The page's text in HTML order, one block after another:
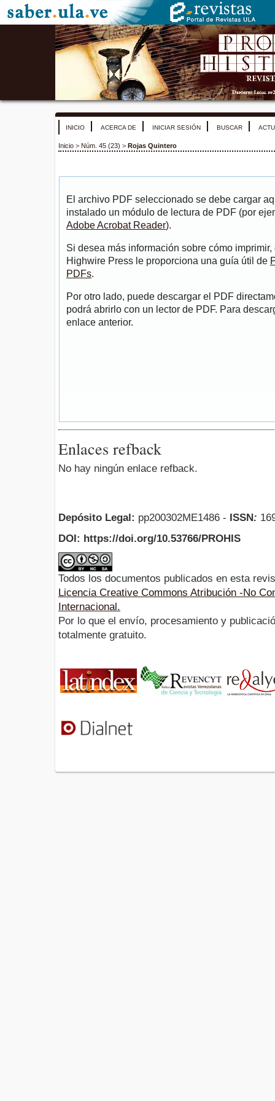
INICIO ACERCA DE INICIAR SESIÓN BUSCAR
Inicio > Núm. 45 (23) > Rojas Quintero
El archivo PDF seleccionado se debe cargar
instalado un módulo de lectura de PDF (por
Adobe Acrobat Reader).
Si desea más información sobre cómo
Highwire Press le proporciona una guía útil de
PDFs.
Por otro lado, puede descargar el PDF
podrá abrirlo con un lector de PDF. Para
enlace anterior.
Enlaces refback
No hay ningún enlace refback.
Depósito Legal: pp200302ME1486 - ISSN:
DOI: https://doi.org/10.53766/PROHIS
Todos los documentos publicados en esta
Licencia Creative Commons Atribución -No
Internacional.
Por lo que el envío, procesamiento y
totalmente gratuito.